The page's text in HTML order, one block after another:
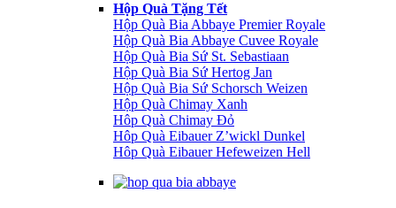
Hộp Quà Tặng Tết
Hộp Quà Bia Abbaye Premier Royale
Hộp Quà Bia Abbaye Cuvee Royale
Hộp Quà Bia Sứ St. Sebastiaan
Hộp Quà Bia Sứ Hertog Jan
Hộp Quà Bia Sứ Schorsch Weizen
Hộp Quà Chimay Xanh
Hôp Quà Chimay Đỏ
Hôp Quà Eibauer Z’wickl Dunkel
Hôp Quà Eibauer Hefeweizen Hell